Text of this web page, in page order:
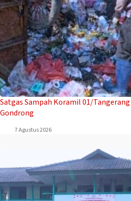
Satgas Sampah Koramil 01/
Gondrong
7 Agustus 2026